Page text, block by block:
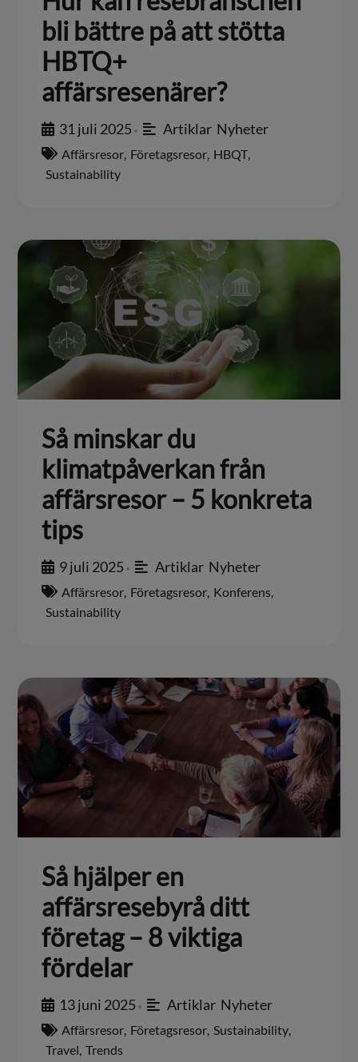
bli bättre på att stötta
HBTQ+
affärsresenärer?
31 juli 2025 • Artiklar, Nyheter
Affärsresor Företagsresor HBQT,
Sustainability
Så minskar du
klimatpåverkan från
affärsresor – 5 konkreta
tips
9 juli 2025 • Artiklar, Nyheter
Affärsresor, Företagsresor, Konferens,
Sustainability
Så hjälper en
affärsresebyrå ditt
företag – 8 viktiga
fördelar
13 juni 2025 • Artiklar, Nyheter
Affärsresor, Företagsresor, Sustainability,
Travel, Trends